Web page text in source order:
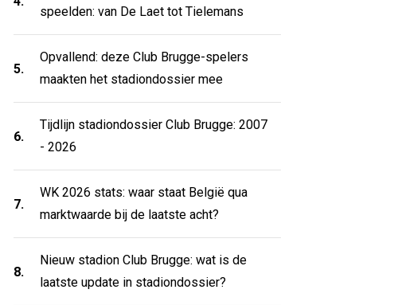
speelden: van De Laet tot Tielemans
5.
Opvallend: deze Club Brugge-spelers
maakten het stadiondossier mee
6.
Tijdlijn stadiondossier Club Brugge: 2007
- 2026
7.
WK 2026 stats: waar staat België qua
marktwaarde bij de laatste acht?
8.
Nieuw stadion Club Brugge: wat is de
laatste update in stadiondossier?